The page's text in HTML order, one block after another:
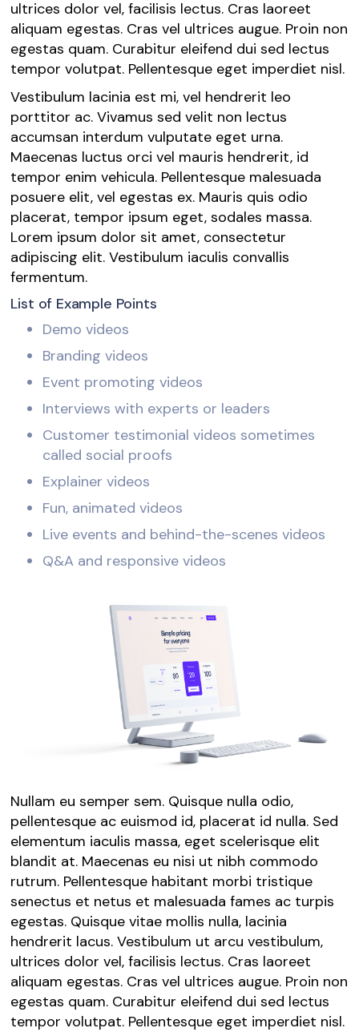
ultrices dolor vel, facilisis lectus. Cras laoreet
aliquam egestas. Cras vel ultrices augue. Proin non
egestas quam. Curabitur eleifend dui sed lectus
tempor volutpat. Pellentesque eget imperdiet nisl.
Vestibulum lacinia est mi, vel hendrerit leo
porttitor ac. Vivamus sed velit non lectus
accumsan interdum vulputate eget urna.
Maecenas luctus orci vel mauris hendrerit, id
tempor enim vehicula. Pellentesque malesuada
posuere elit, vel egestas ex. Mauris quis odio
placerat, tempor ipsum eget, sodales massa.
Lorem ipsum dolor sit amet, consectetur
adipiscing elit. Vestibulum iaculis convallis
fermentum.
List of Example Points
Demo videos
Branding videos
Event promoting videos
Interviews with experts or leaders
Customer testimonial videos sometimes
called social proofs
Explainer videos
Fun, animated videos
Live events and behind-the-scenes videos
Q&A and responsive videos
Nullam eu semper sem. Quisque nulla odio,
pellentesque ac euismod id, placerat id nulla. Sed
elementum iaculis massa, eget scelerisque elit
blandit at. Maecenas eu nisi ut nibh commodo
rutrum. Pellentesque habitant morbi tristique
senectus et netus et malesuada fames ac turpis
egestas. Quisque vitae mollis nulla, lacinia
hendrerit lacus. Vestibulum ut arcu vestibulum,
ultrices dolor vel, facilisis lectus. Cras laoreet
aliquam egestas. Cras vel ultrices augue. Proin non
egestas quam. Curabitur eleifend dui sed lectus
tempor volutpat. Pellentesque eget imperdiet nisl.